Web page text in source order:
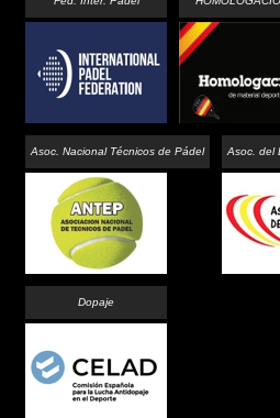
Asoc. Nacional Técnicos de Pádel Asoc. del
Dopaje